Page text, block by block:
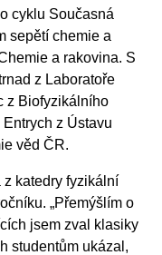
cyklu Současná
sepětí chemie a
a rakovina. S
z Laboratoře
z Biofyzikálního
z Ústavu
věd ČR.
z katedry fyzikální
„Přemýšlím o
jsem zval klasiky
studentům ukázal,